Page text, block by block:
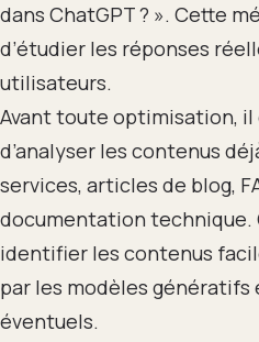
dans ChatGPT ? ». Cette
d’étudier les réponses
utilisateurs.
Avant toute optimisation,
d’analyser les contenus
services, articles de blog,
documentation technique.
identifier les contenus
par les modèles
éventuels.